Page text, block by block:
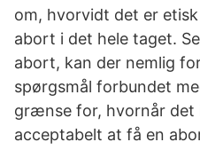
om, hvorvidt det er
abort i det hele taget.
abort, kan der nemlig
spørgsmål forbundet
grænse for, hvornår det
acceptabelt at få en